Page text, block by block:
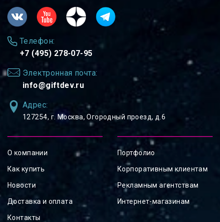
Телефон:
+7 (495) 278-07-95
Электронная почта:
info@giftdev.ru
Адрес:
127254, ⁠г. Москва, Огородный проезд, д.6
О компании
Как купить
Новости
Доставка и оплата
Контакты
Портфолио
Корпоративным клиентам
Рекламным агентствам
Интернет-магазинам